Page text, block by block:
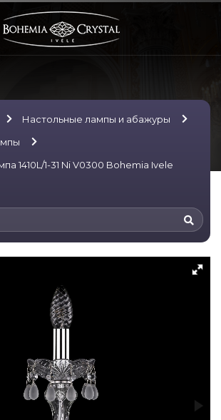
Настольные лампы и абажуры
1410L/1-31 Ni V0300 Bohemia Ivele